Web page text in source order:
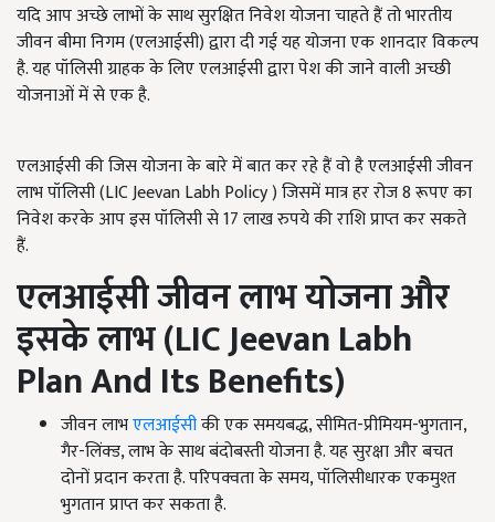
यदि आप अच्छे लाभों के साथ सुरक्षित निवेश योजना चाहते हैं तो भारतीय
जीवन बीमा निगम (एलआईसी) द्वारा दी गई यह योजना एक शानदार विकल्प
है. यह पॉलिसी ग्राहक के लिए एलआईसी द्वारा पेश की जाने वाली अच्छी
योजनाओं में से एक है.
एलआईसी की जिस योजना के बारे में बात कर रहे हैं वो है एलआईसी जीवन
लाभ पॉलिसी (LIC Jeevan Labh Policy ) जिसमें मात्र हर रोज 8 रूपए का
निवेश करके आप इस पॉलिसी से 17 लाख रुपये की राशि प्राप्त कर सकते
हैं.
एलआईसी जीवन लाभ योजना और
इसके लाभ (LIC Jeevan Labh
Plan And Its Benefits)
जीवन लाभएलआईसीकी एक समयबद्ध, सीमित-प्रीमियम-भुगतान,
गैर-लिंक्ड, लाभ के साथ बंदोबस्ती योजना है. यह सुरक्षा और बचत
दोनों प्रदान करता है. परिपक्वता के समय, पॉलिसीधारक एकमुश्त
भुगतान प्राप्त कर सकता है.